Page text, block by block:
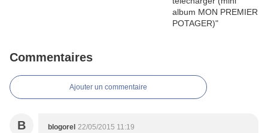
Commentaires
Ajouter un commentaire
B blogorel 22/05/2015 11:19